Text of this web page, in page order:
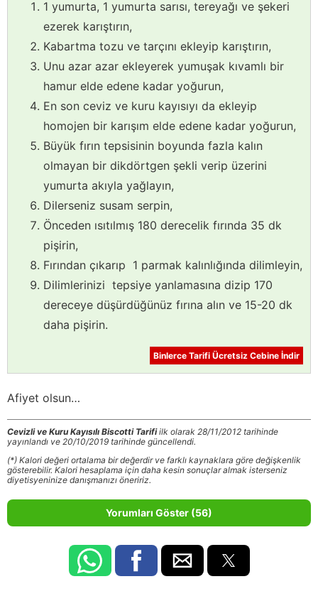
1 yumurta, 1 yumurta sarısı, tereyağı ve şekeri
ezerek karıştırın,
Kabartma tozu ve tarçını ekleyip karıştırın,
Unu azar azar ekleyerek yumuşak kıvamlı bir
hamur elde edene kadar yoğurun,
En son ceviz ve kuru kayısıyı da ekleyip
homojen bir karışım elde edene kadar yoğurun,
Büyük fırın tepsisinin boyunda fazla kalın
olmayan bir dikdörtgen şekli verip üzerini
yumurta akıyla yağlayın,
Dilerseniz susam serpin,
Önceden ısıtılmış 180 derecelik fırında 35 dk
pişirin,
Fırından çıkarıp 1 parmak kalınlığında dilimleyin,
Dilimlerinizi tepsiye yanlamasına dizip 170
dereceye düşürdüğünüz fırına alın ve 15-20 dk
daha pişirin.
Binlerce Tarifi Ücretsiz Cebine İndir
Afiyet olsun…
Cevizli ve Kuru Kayısılı Biscotti Tarifiilk olarak 28/11/2012 tarihinde
yayınlandı ve 20/10/2019 tarihinde güncellendi.
(*) Kalori değeri ortalama bir değerdir ve farklı kaynaklara göre değişkenlik
gösterebilir. Kalori hesaplama için daha kesin sonuçlar almak isterseniz
diyetisyeninize danışmanızı öneririz.
Yorumları Göster (56)